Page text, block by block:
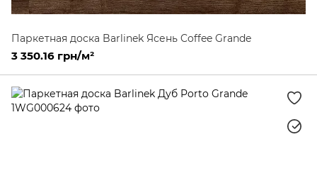
Паркетная доска Barlinek Ясень Coffee Grande
3 350.16 грн/м²